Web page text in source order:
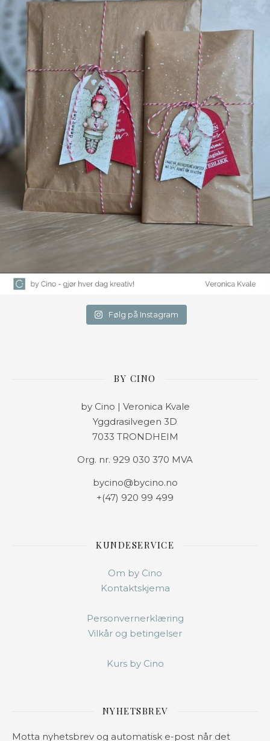
Følg på Instagram
BY CINO
by Cino | Veronica Kvale
Yggdrasilvegen 3D
7033 TRONDHEIM
Org. nr. 929 030 370 MVA
bycino@bycino.no
+(47) 920 99 499
KUNDESERVICE
Om by Cino
Kontaktskjema
Personvernerklæring
Vilkår og betingelser
Kurs by Cino
NYHETSBREV
Motta nyhetsbrev og automatisk e-post når det